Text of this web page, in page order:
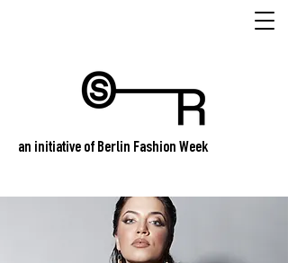
an initiative of Berlin Fashion Week